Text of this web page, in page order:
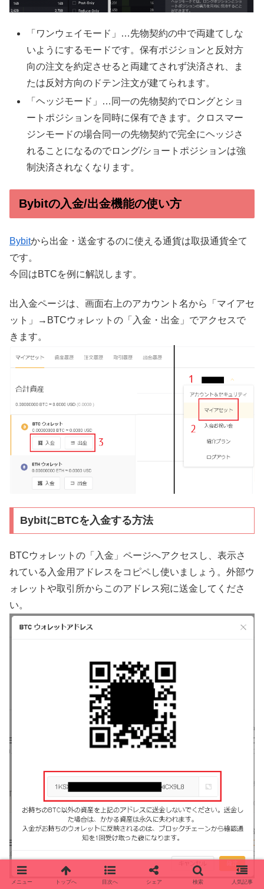
「ワンウェイモード」…先物契約の中で両建てしな
いようにするモードです。保有ポジションと反対方
向の注文を約定させると両建てされず決済され、ま
たは反対方向のドテン注文が建てられます。
「ヘッジモード」…同一の先物契約でロングとショ
ートポジションを同時に保有できます。クロスマー
ジンモードの場合同一の先物契約で完全にヘッジさ
れることになるのでロング/ショートポジションは強
制決済されなくなります。
Bybitの入金/出金機能の使い方
Bybitから出金・送金するのに使える通貨は取扱通貨全て
です。
今回はBTCを例に解説します。
出入金ページは、画面右上のアカウント名から「マイアセ
ット」→BTCウォレットの「入金・出金」でアクセスで
きます。
BybitにBTCを入金する方法
BTCウォレットの「入金」ページへアクセスし、表示さ
れている入金用アドレスをコピペし使いましょう。外部ウ
ォレットや取引所からこのアドレス宛に送金してくださ
い。
メニュー トップへ 目次へ シェア 検索 人気記事